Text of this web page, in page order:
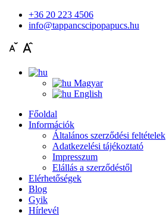
+36 20 223 4506
info@tappancscipopapucs.hu
Magyar
English
Főoldal
Információk
Általános szerződési feltételek
Adatkezelési tájékoztató
Impresszum
Elállás a szerződéstől
Elérhetőségek
Blog
Gyik
Hírlevél